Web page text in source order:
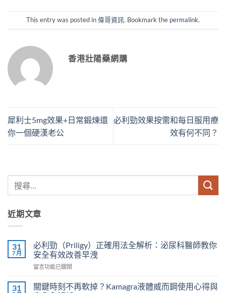
This entry was posted in偉哥資訊. Bookmark the permalink.
香港壯陽藥網購
犀利士5mg效果+日常鍛煉還
你一個硬漢老公
必利勁效果按需和每日服用療
效有何不同？
近期文章
31
7 月
必利勁（Priligy）正確用法全解析：泌尿科醫師教你
安全有效改善早洩
在
利
勁
留言功能已關閉
31
關鍵時刻不再軟掉？Kamagra液體威而鋼使用心得與